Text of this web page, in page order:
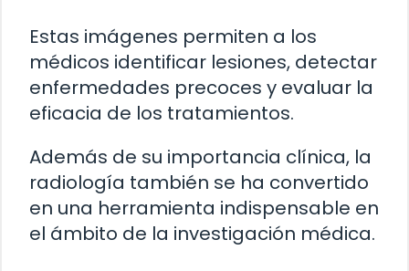
Estas imágenes permiten a los
médicos identificar lesiones, detectar
enfermedades precoces y evaluar la
eficacia de los tratamientos.
Además de su importancia clínica, la
radiología también se ha convertido
en una herramienta indispensable en
el ámbito de la investigación médica.